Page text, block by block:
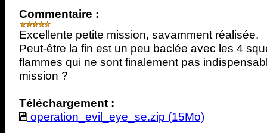
Commentaire :
Excellente petite mission, savamment réalisée.
Peut-être la fin est un peu baclée avec les 4
flammes qui ne sont finalement pas
mission ?
Téléchargement :
operation_evil_eye_se.zip (15Mo)